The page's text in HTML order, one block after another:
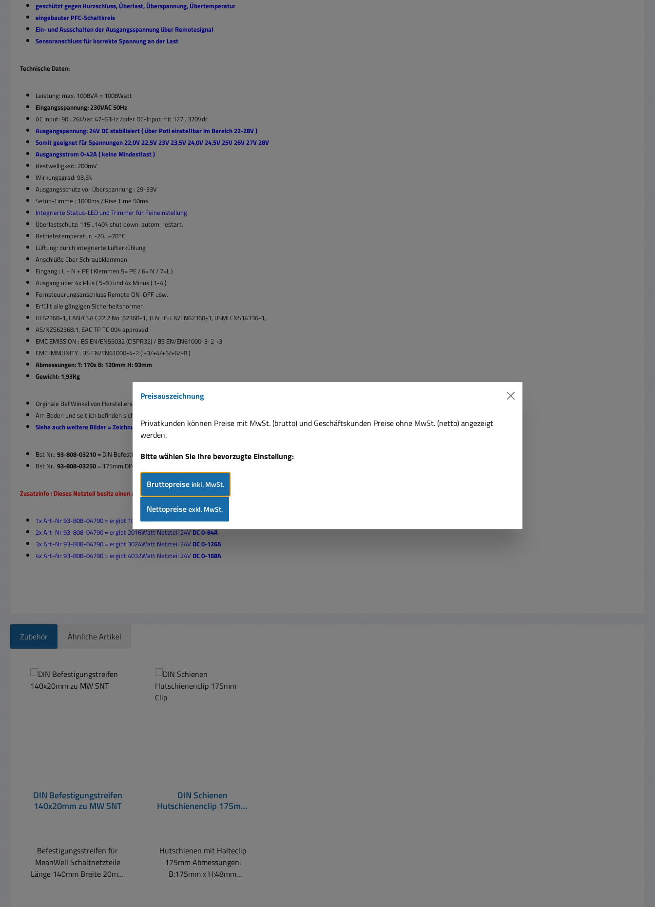
geschützt gegen Kurzschluss, Überlast, Überspannung, Übertemperatur
eingebauter PFC-Schaltkreis
Ein- und Ausschalten der Ausgangsspannung über Remotesignal
Sensoranschluss für korrekte Spannung an der Last
Technische Daten:
Leistung: max. 1008VA = 1008Watt
Eingangsspannung: 230VAC 50Hz
AC Input: 90...264Vac 47-63Hz /oder DC-Input mit 127...370Vdc
Ausgangspannung: 24V DC stabilisiert ( über Poti einstellbar im Bereich 22-28V )
Somit geeignet für Spannungen 22,0V 22,5V 23V 23,5V 24,0V 24,5V 25V 26V 27V 28V
Ausgangsstrom 0-42A ( keine Mindestlast )
Restwelligkeit: 200mV
Wirkungsgrad: 93,5%
Ausgangsschutz vor Überspannung : 29-33V
Setup-Timme : 1000ms / Rise Time 50ms
Integrierte Status-LED und Trimmer für Feineinstellung
Überlastschutz: 115...140% shut down. autom. restart.
Betriebstemperatur: -20...+70°C
Lüftung: durch integrierte Lüfterkühlung
Anschlüße über Schraubklemmen
Eingang : L + N + PE ( Klemmen 5= PE / 6= N / 7=L )
Ausgang über 4x Plus ( 5-8 ) und 4x Minus ( 1-4 )
Fernsteuerungsanschluss Remote ON-OFF usw.
Erfüllt alle gängigen Sicherheitsnormen
UL62368-1, CAN/CSA C22.2 No. 62368-1, TUV BS EN/EN62368-1, BSMI CNS14336-1,
AS/NZS62368.1, EAC TP TC 004 approved
EMC EMISSION : BS EN/EN55032 (CISPR32) / BS EN/EN61000-3-2 +3
EMC IMMUNITY : BS EN/EN61000-4-2 ( +3/+4/+5/+6/+8 )
Abmessungen: T: 170x B: 120mm H: 93mm
Gewicht: 1,93Kg
Orginale Bef.Winkel von Herstellerseite gibt es nicht; es muß immer ein Standad Metallwinkel etwas angepasst werden
Am Boden und seitlich befinden sich M3 Innengwinde wo das Netzteil befestigt werden kann ( max Tiefe 4,0mm )
Siehe auch weitere Bilder = Zeichnung, Doku usw.
Bst Nr.: 93-808-03210 = DIN Befestigungstreifen 140x20mm zu MW SNT ( RM100mm integriert )
Bst Nr.: 93-808-03250 = 175mm DIN Schienen Hutschienenclip ( muß jedoch 2x Löcher nachgebort werden )
Zusatzinfo : Dieses Netzteil besitz einen Ausgang mit Parallel-Funktion für den Einsatz mit Hochstrom-Anwendung
1x Art-Nr 93-808-04790 = ergibt 1008Watt Netzteil 24VDC 0-42A
2x Art-Nr 93-808-04790 = ergibt 2016Watt Netzteil 24VDC 0-84A
3x Art-Nr 93-808-04790 = ergibt 3024Watt Netzteil 24V DC 0-126A
4x Art-Nr 93-808-04790 = ergibt 4032Watt Netzteil 24V DC 0-168A
Zubehör Ähnliche Artikel
DIN Befestigungstreifen
140x20mm zu MW SNT
Befestigungsstreifen für
MeanWell Schaltnetzteile
Länge 140mm Breite 20mm
DIN Schienen
Hutschienenclip 175mm
Hutschienen mit Halteclip
175mm Abmessungen:
B:175mm x H:48mm
Preisauszeichnung
Privatkunden können Preise mit MwSt. (brutto) und Geschäftskunden Preise ohne MwSt. (netto) angezeigt
werden.
Bitte wählen Sie Ihre bevorzugte Einstellung:
Bruttopreise inkl. MwSt.
Nettopreiseexkl. MwSt.